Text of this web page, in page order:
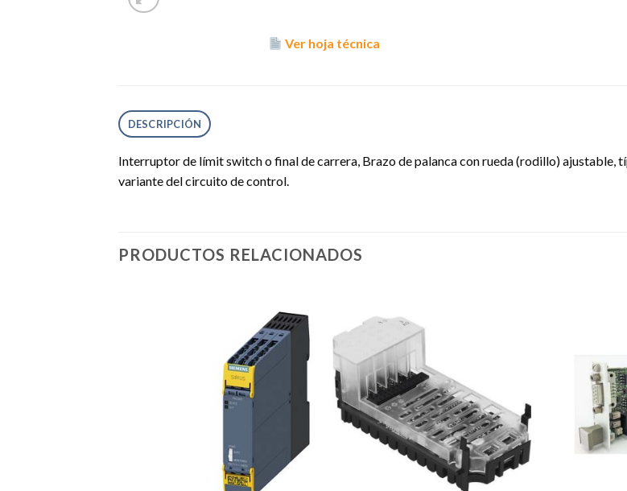
Ver hoja técnica
DESCRIPCIÓN
Interruptor de límit switch o final de carrera, Brazo de palanca con rueda (rodillo) ajustable,
variante del circuito de control.
PRODUCTOS RELACIONADOS